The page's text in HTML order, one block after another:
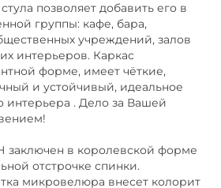
позволяет добавить его в
группы: кафе, бара,
учреждений, залов
интерьеров. Каркас
форме, имеет чёткие,
и устойчивый, идеальное
интерьера . Дело за Вашей
в королевской форме
отстрочке спинки.
микровелюра внесет колорит